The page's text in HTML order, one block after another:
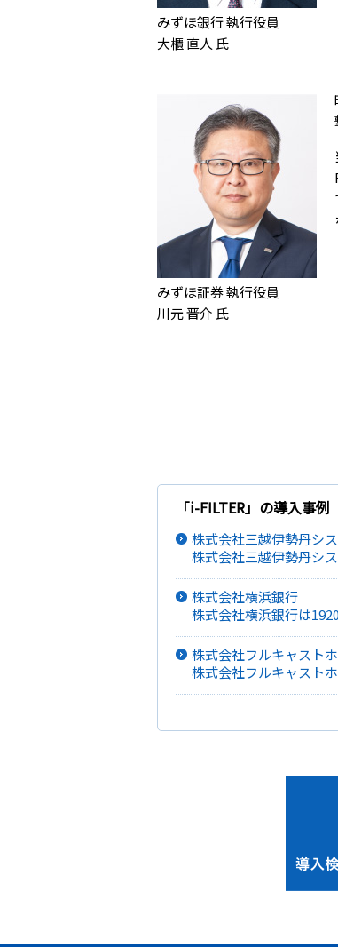
みずほ銀行 執行役員
大櫃 直人 氏
みずほ証券 執行役員
川元 晋介 氏
「i-FILTER」の導入事例
株式会社三越伊勢丹シ
株式会社三越伊勢丹シ
には、クレジット・金
全体の戦略遂行に関わ
力、ノウハウ、ソフト
提供にも注力しています
株式会社横浜銀行
株式会社横浜銀行は
会社となるコンコルデ
スの地位を確保していま
株式会社フルキャスト
株式会社フルキャスト
配する「短期業務支援
トソーシング、人材
開しております。「す